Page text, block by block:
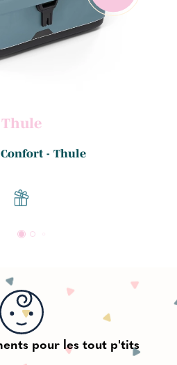
Thule
- Thule
pour les tout p'tits